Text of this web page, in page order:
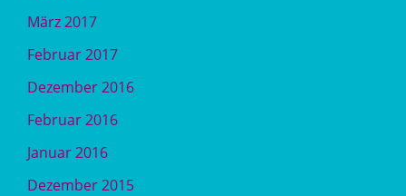
März 2017
Februar 2017
Dezember 2016
Februar 2016
Januar 2016
Dezember 2015